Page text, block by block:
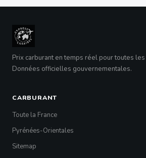
Prix carburant en temps réel pour toutes les
Données officielles gouvernementales.
CARBURANT
Toute la France
Pyrénées-Orientales
Sitemap